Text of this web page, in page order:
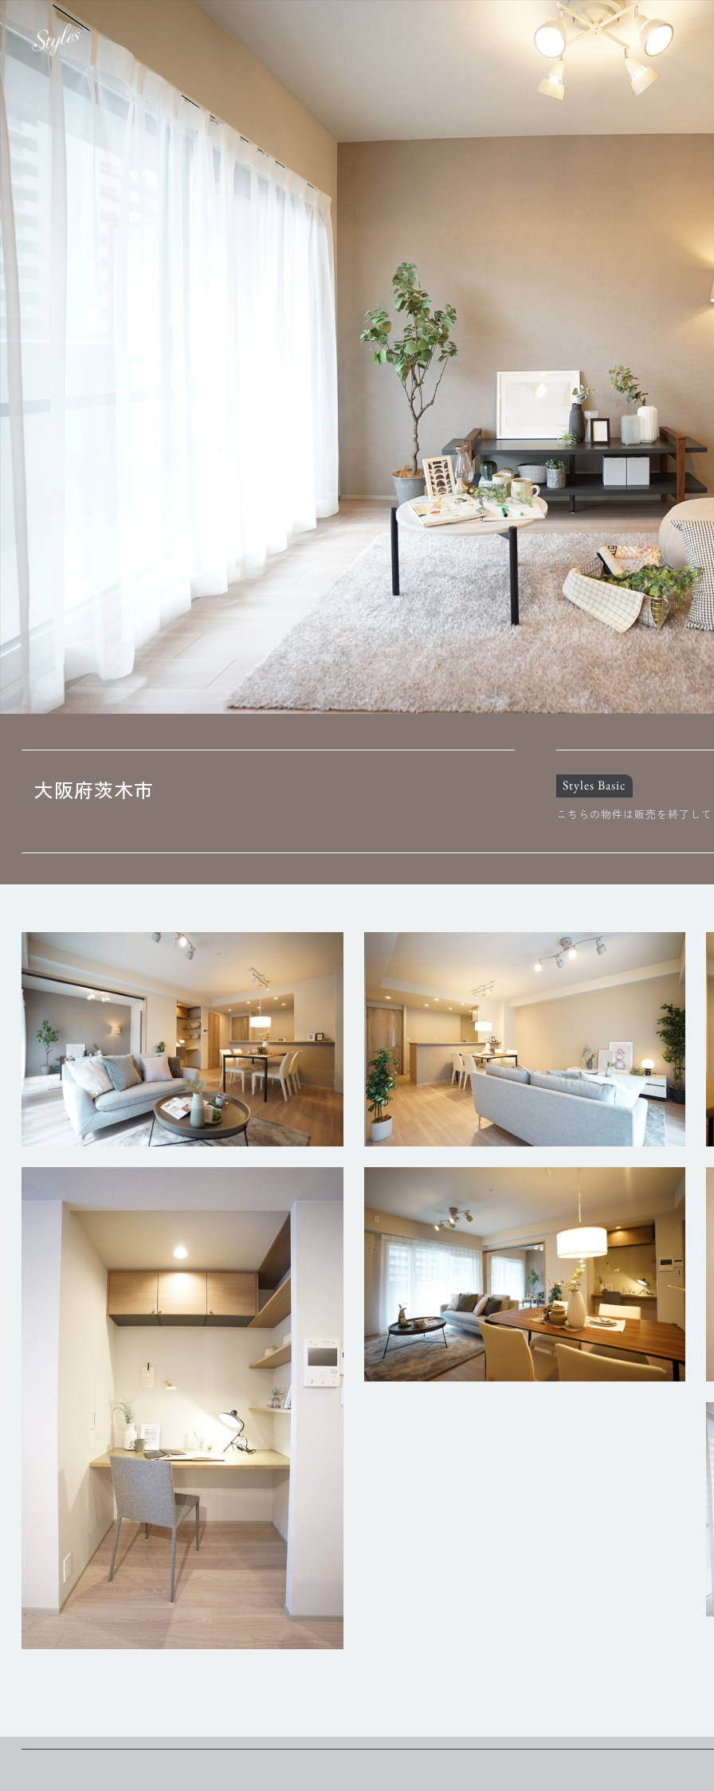
大阪府茨木市 Styles Basic
こちらの物件は販売を終了し